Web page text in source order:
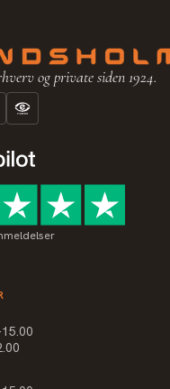
og private siden 1924.